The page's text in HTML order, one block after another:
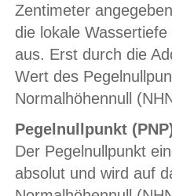
Zentimeter
die lokale
aus. Erst durch die
Wert des
Normalhöhennull
Pegelnullpunkt
Der Pegelnullpunkt
absolut und wird auf